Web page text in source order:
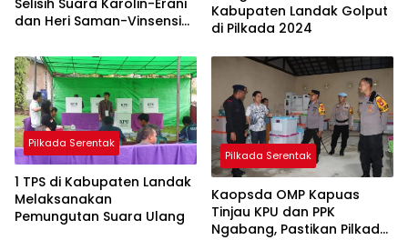
Selisih Suara Karolin-Erani
dan Heri Saman-Vinsensius
Kabupaten Landak Golput
di Pilkada 2024
Pilkada Serentak
1 TPS di Kabupaten Landak
Melaksanakan
Pemungutan Suara Ulang
Pilkada Serentak
Kaopsda OMP Kapuas
Tinjau KPU dan PPK
Ngabang, Pastikan Pilkada